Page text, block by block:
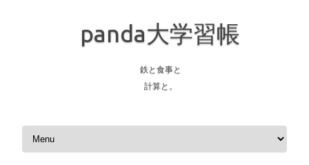
panda大学習帳
鉄と食事と
計算と。
Skip to content